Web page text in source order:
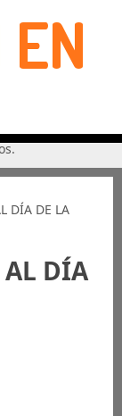
DÍA DE LA
DÍA